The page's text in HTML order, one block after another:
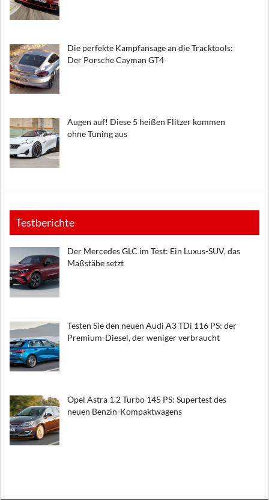
Die perfekte Kampfansage an die Tracktools:
Der Porsche Cayman GT4
Augen auf! Diese 5 heißen Flitzer kommen
ohne Tuning aus
Testberichte
Der Mercedes GLC im Test: Ein Luxus-SUV, das
Maßstäbe setzt
Testen Sie den neuen Audi A3 TDi 116 PS: der
Premium-Diesel, der weniger verbraucht
Opel Astra 1.2 Turbo 145 PS: Supertest des
neuen Benzin-Kompaktwagens